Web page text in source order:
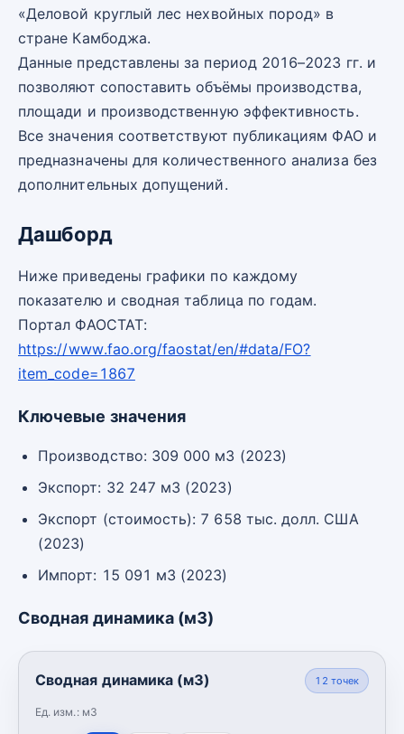
«Деловой круглый лес нехвойных пород» в
стране Камбоджа.
Данные представлены за период 2016–2023 гг. и
позволяют сопоставить объёмы производства,
площади и производственную эффективность.
Все значения соответствуют публикациям ФАО и
предназначены для количественного анализа без
дополнительных допущений.
Дашборд
Ниже приведены графики по каждому
показателю и сводная таблица по годам.
Портал ФАОСТАТ:
https://www.fao.org/faostat/en/#data/FO?
item_code=1867
Ключевые значения
Производство: 309 000 м3 (2023)
Экспорт: 32 247 м3 (2023)
Экспорт (стоимость): 7 658 тыс. долл. США
(2023)
Импорт: 15 091 м3 (2023)
Сводная динамика (м3)
Сводная динамика (м3)
Ед. изм.: м3
12 точек